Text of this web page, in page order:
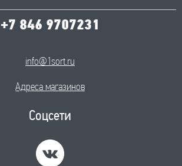
+7 846 9707231
info@1sort.ru
Адреса магазинов
Соцсети